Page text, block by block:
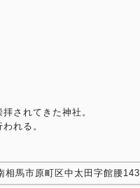
されてきた神社。
れる。
相馬市原町区中太田字館腰143